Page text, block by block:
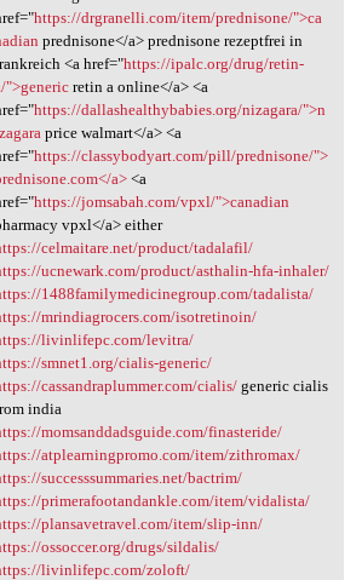
https://drgranelli.com/item/prednisone/">ca
prednisone</a> prednisone rezeptfrei in
<a href="https://ipalc.org/drug/retin-
">genericretin a online</a> <a
https://dallashealthybabies.org/nizagara/">n
price walmart</a> <a
https://classybodyart.com/pill/prednisone/">
a><a
https://jomsabah.com/vpxl/">canadian
vpxl</a> either
celmaitare.net/product/tadalafil/
ucnewark.com/product/asthalin-hfa-inhaler/
1488familymedicinegroup.com/tadalista/
mrindiagrocers.com/isotretinoin/
livinlifepc.com/levitra/
smnet1.org/cialis-generic/
cassandraplummer.com/cialis/generic cialis
india
momsanddadsguide.com/finasteride/
atplearningpromo.com/item/zithromax/
successsummaries.net/bactrim/
primerafootandankle.com/item/vidalista/
plansavetravel.com/item/slip-inn/
ossoccer.org/drugs/sildalis/
livinlifepc.com/zoloft/